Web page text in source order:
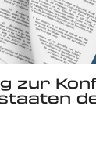
zur